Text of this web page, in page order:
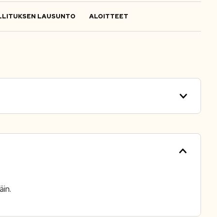
LAUSUNTO ALOITTEET